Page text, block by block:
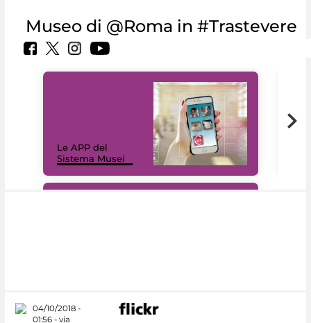
Museo di @Roma in #Trastevere
Le APP del
Sistema Musei